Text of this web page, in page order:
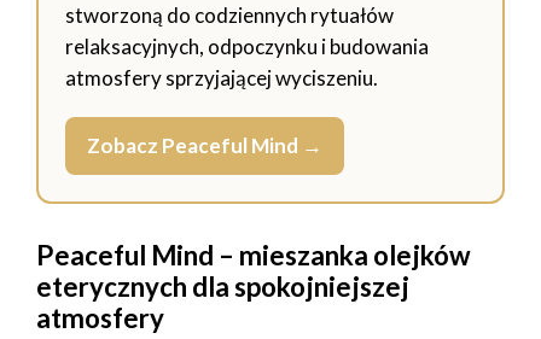
stworzoną do codziennych rytuałów
relaksacyjnych, odpoczynku i budowania
atmosfery sprzyjającej wyciszeniu.
Zobacz Peaceful Mind →
Peaceful Mind – mieszanka olejków
eterycznych dla spokojniejszej
atmosfery